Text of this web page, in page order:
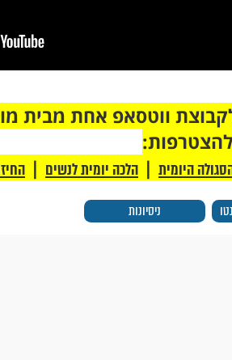
ניסיונות
היומית | הלכה יומית לנשים |